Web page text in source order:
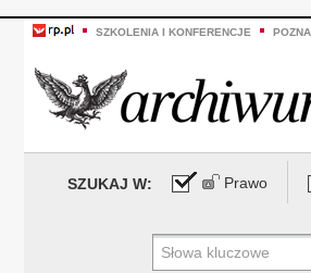
SZKOLENIA I KONFERENCJE
SZUKAJ W: Prawo